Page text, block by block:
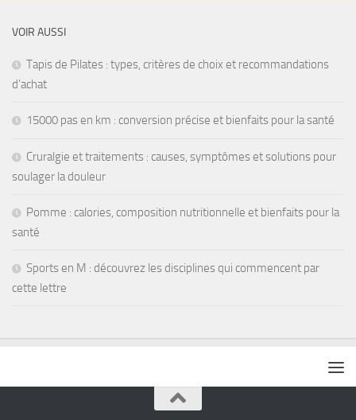
VOIR AUSSI
Tapis de Pilates : types, critères de choix et recommandations
d’achat
15000 pas en km : conversion précise et bienfaits pour la santé
Cruralgie et traitements : causes, symptômes et solutions pour
soulager la douleur
Pomme : calories, composition nutritionnelle et bienfaits pour la
santé
Sports en M : découvrez les disciplines qui commencent par
cette lettre